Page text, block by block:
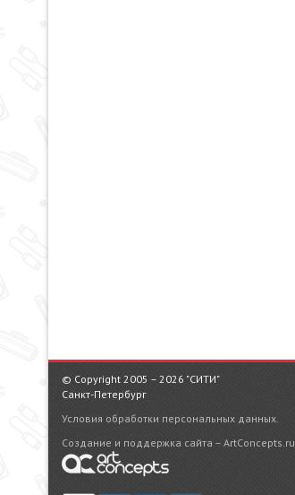
© Copyright 2005 – 2026 "СИТИ"
Санкт-Петербург
Условия обработки персональных данных.
Создание и поддержка сайта – ArtConcepts.ru